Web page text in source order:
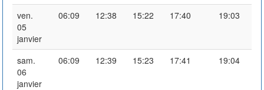
ven.
05
janvier
06:09 12:38 15:22 17:40 19:03
sam.
06
janvier
06:09 12:39 15:23 17:41 19:04